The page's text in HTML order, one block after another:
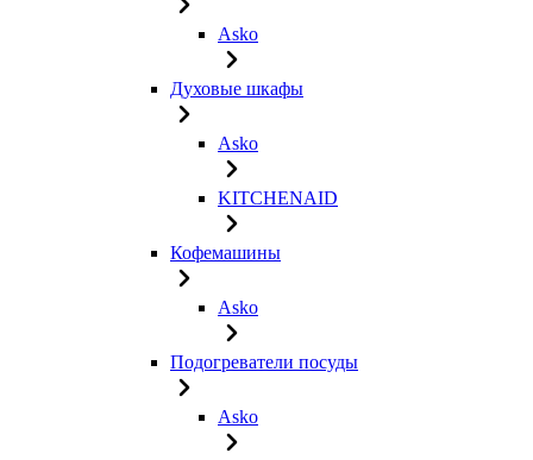
Asko
Духовые шкафы
Asko
KITCHENAID
Кофемашины
Asko
Подогреватели посуды
Asko